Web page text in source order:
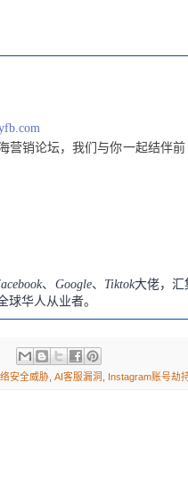
营销论坛，我们与你一起结伴前
、 Google、 Tiktok大佬，汇
球华人从业者。
安全威胁 AI客服漏洞 Instagram账号劫